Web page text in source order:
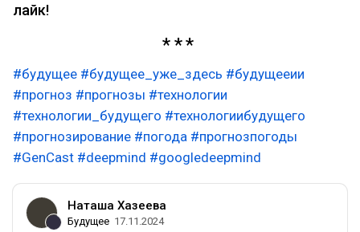
лайк!
#будущее #будущее_уже_здесь #будущееии
#прогноз #прогнозы #технологии
#технологии_будущего #технологиибудущего
#прогнозирование #погода #прогнозпогоды
#GenCast #deepmind #googledeepmind
Наташа Хазеева
Будущее 17.11.2024